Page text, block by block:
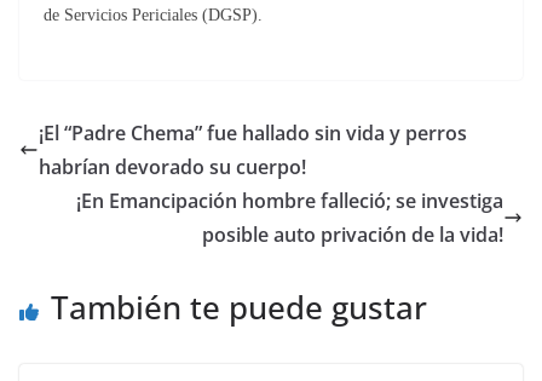
de Servicios Periciales (DGSP).
¡El “Padre Chema” fue hallado sin vida y perros
habrían devorado su cuerpo!
¡En Emancipación hombre falleció; se investiga
posible auto privación de la vida!
También te puede gustar